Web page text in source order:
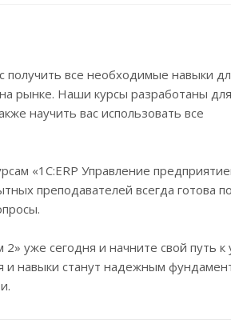
получить все необходимые навыки
рынке. Наши курсы разработаны
научить вас использовать все
«1С:ERP Управление
преподавателей всегда готова
уже сегодня и начните свой путь к
и навыки станут надежным